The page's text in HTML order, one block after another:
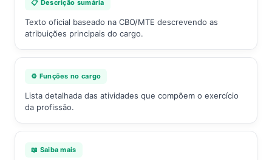
📋 Descrição sumária
Texto oficial baseado na CBO/MTE descrevendo as
atribuições principais do cargo.
⚙️ Funções no cargo
Lista detalhada das atividades que compõem o exercício
da profissão.
📖 Saiba mais